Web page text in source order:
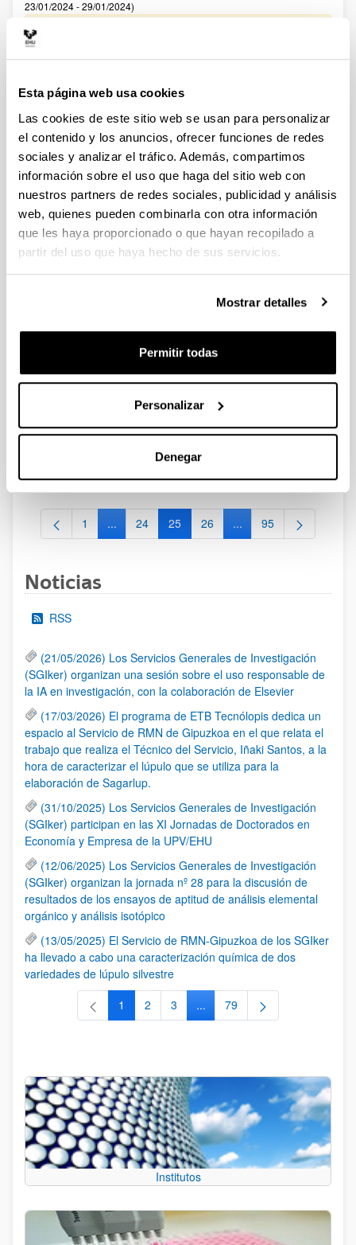
Esta página web usa cookies
Las cookies de este sitio web se usan para personalizar
el contenido y los anuncios, ofrecer funciones de redes
sociales y analizar el tráfico. Además, compartimos
información sobre el uso que haga del sitio web con
nuestros partners de redes sociales, publicidad y análisis
web, quienes pueden combinarla con otra información
que les haya proporcionado o que hayan recopilado a
partir del uso que haya hecho de sus servicios.
Mostrar detalles
Permitir todas
Personalizar
Denegar
23/01/2024 - 29/01/2024)
de solicitudes admitidas y excluidas para evaluación.
solicitudes admitidas y excluidas para evaluación. 22/01/2024-
Se ha publicado la convocatoria
Fellows Gipuzkoa 2024
Sin trámite abierto (Fecha de fin del plazo de presentación:
22/05/2024 13:00)
El plazo de presentación de solicitudes finaliza el 22/05/2024,
a las 13:00
CONVOCATORIA PROGRAMA PREDOCTORAL DE
FORMACIÓN DE PERSONAL INVESTIGADOR NO DOCTOR
Sin trámite abierto (Fecha de fin del plazo de presentación:
Convocatoria del Programa Posdoctoral de
Sin trámite abierto (Plazo de presentación de solicitudes:
Página
1 ...Páginas intermedias Use TAB para desplazarse.
Página
24 Página
25 Página
26 ...Páginas intermedias
Página
95
Noticias
RSS
(21/05/2026) Los Servicios Generales de Investigación
(SGIker) organizan una sesión sobre el uso responsable de
la IA en investigación, con la colaboración de Elsevier
(17/03/2026) El programa de ETB Tecnólopis dedica un
espacio al Servicio de RMN de Gipuzkoa en el que relata el
trabajo que realiza el Técnico del Servicio, Iñaki Santos, a la
hora de caracterizar el lúpulo que se utiliza para la
elaboración de Sagarlup.
(31/10/2025) Los Servicios Generales de Investigación
(SGIker) participan en las XI Jornadas de Doctorados en
Economía y Empresa de la UPV/EHU
(12/06/2025) Los Servicios Generales de Investigación
(SGIker) organizan la jornada nº 28 para la discusión de
resultados de los ensayos de aptitud de análisis elemental
orgánico y análisis isotópico
(13/05/2025) El Servicio de RMN-Gipuzkoa de los SGIker
ha llevado a cabo una caracterización química de dos
variedades de lúpulo silvestre
Página
1 Página
2 Página
3 ...Páginas intermedias Use TAB
Página
79
Institutos